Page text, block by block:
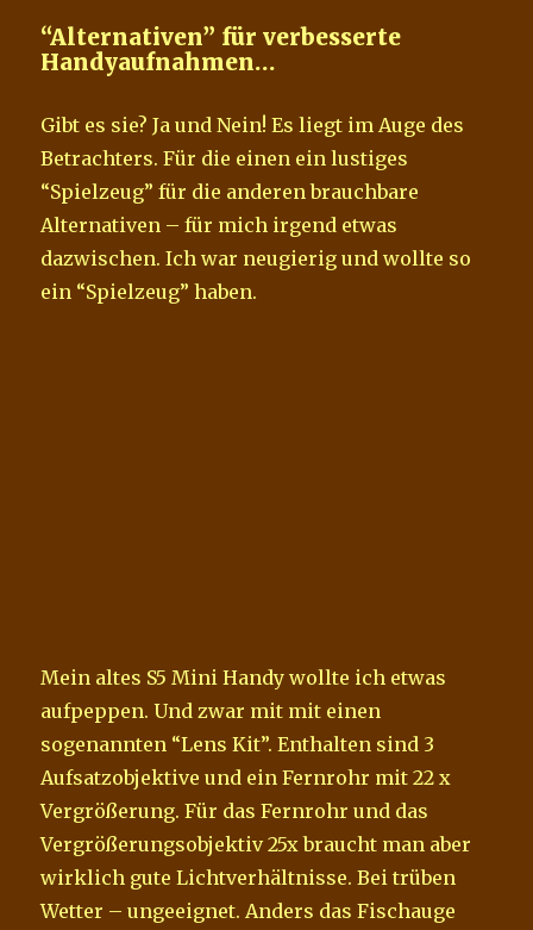
“Alternativen” für verbesserte
Handyaufnahmen…
Gibt es sie? Ja und Nein! Es liegt im Auge des
Betrachters. Für die einen ein lustiges
“Spielzeug” für die anderen brauchbare
Alternativen – für mich irgend etwas
dazwischen. Ich war neugierig und wollte so
ein “Spielzeug” haben.
Mein altes S5 Mini Handy wollte ich etwas
aufpeppen. Und zwar mit mit einen
sogenannten “Lens Kit”. Enthalten sind 3
Aufsatzobjektive und ein Fernrohr mit 22 x
Vergrößerung. Für das Fernrohr und das
Vergrößerungsobjektiv 25x braucht man aber
wirklich gute Lichtverhältnisse. Bei trüben
Wetter – ungeeignet. Anders das Fischauge